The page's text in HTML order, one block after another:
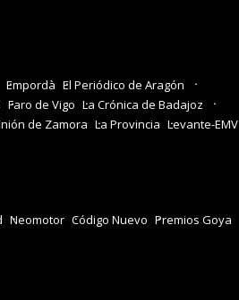
Empordà El Periódico de Aragón
Faro de Vigo La Crónica de Badajoz
de Zamora La Provincia Levante-EMV
Neomotor Código Nuevo Premios Goya